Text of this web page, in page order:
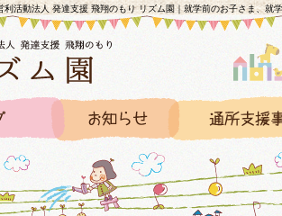
利活動法人 発達支援 飛翔のもり リズム園｜就学前のお子さま、就